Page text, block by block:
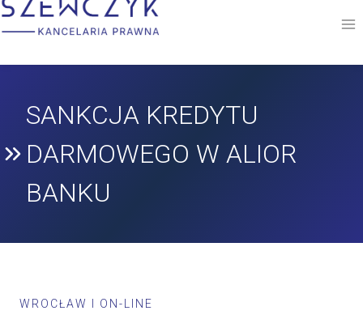
Przejdź
do
SANKCJA KREDYTU
DARMOWEGO W ALIOR
BANKU
WROCŁAW I ON-LINE